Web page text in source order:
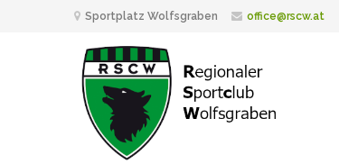
Sportplatz Wolfsgraben office@rscw.at